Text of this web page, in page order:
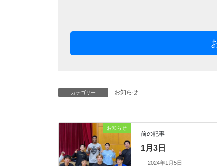
カテゴリー お知らせ
お知らせ
前の記事
1月3日
2024年1月5日